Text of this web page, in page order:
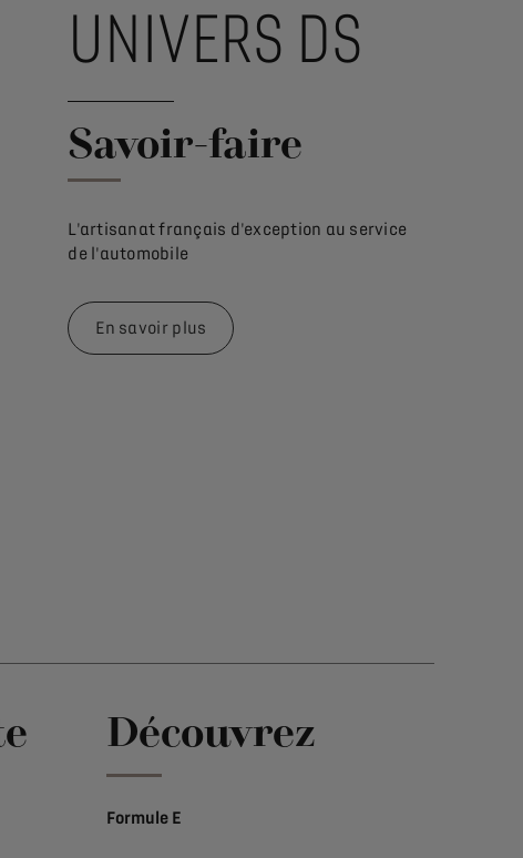
UNIVERS DS
Savoir-faire
L'artisanat français d'exception au service
de l'automobile
En savoir plus
Découvrez
Formule E